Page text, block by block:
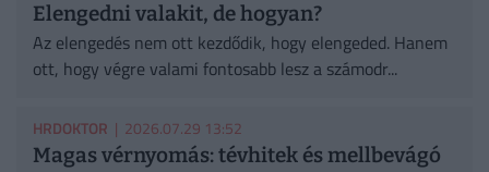
Elengedni valakit, de hogyan?
Az elengedés nem ott kezdődik, hogy elengeded. Hanem
ott, hogy végre valami fontosabb lesz a számodr...
HRDOKTOR | 2026.07.29 13:52
Magas vérnyomás: tévhitek és mellbevágó